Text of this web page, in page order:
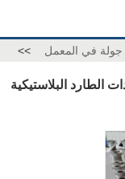
جولة في المعمل >>
الطارد البلاستيكية